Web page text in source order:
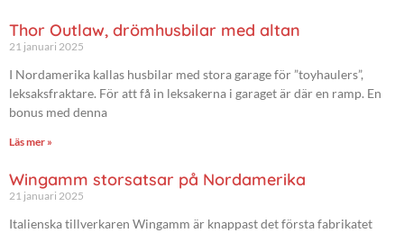
Thor Outlaw, drömhusbilar med altan
21 januari 2025
I Nordamerika kallas husbilar med stora garage för ”toyhaulers”,
leksaksfraktare. För att få in leksakerna i garaget är där en ramp. En
bonus med denna
Läs mer »
Wingamm storsatsar på Nordamerika
21 januari 2025
Italienska tillverkaren Wingamm är knappast det första fabrikatet